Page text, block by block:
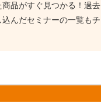
品がすぐ見つかる！過去
んだセミナーの一覧もチ